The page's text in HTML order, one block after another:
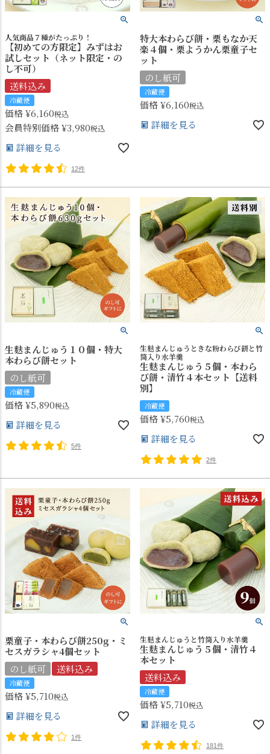
人気商品７種がたっぷり！
【初めての方限定】みずはお
試しセット（ネット限定・の
し不可）
送料込み
冷蔵便
価格¥6,160税込
会員特別価格¥3,980税込
詳細を見る
12件
特大本わらび餅・栗もなか天
楽４個・栗ようかん栗童子セ
ット
のし紙可
冷蔵便
価格¥6,160税込
詳細を見る
生麩まんじゅう１０個・特大
本わらび餅セット
のし紙可
冷蔵便
価格¥5,890税込
詳細を見る
5件
生麸まんじゅうときな粉わらび餅と竹
筒入り水羊羹
生麩まんじゅう５個・本わら
び餅・清竹４本セット【送料
別】
冷蔵便
価格¥5,760税込
詳細を見る
2件
栗童子・本わらび餅250g・ミ
セスガラシャ4個セット
のし紙可
送料込み
冷蔵便
価格¥5,710税込
詳細を見る
1件
生麸まんじゅうと竹筒入り水羊羹
生麩まんじゅう５個・清竹４
本セット
送料込み
冷蔵便
価格¥5,710税込
詳細を見る
181件